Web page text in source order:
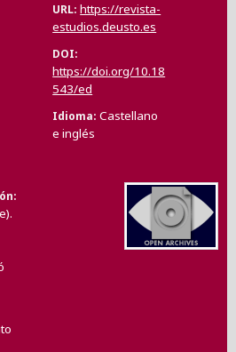
URL https://revista-
estudios.deusto.es
DOI
https://doi.org/10.18
543/ed
Idioma Castellano
e inglés